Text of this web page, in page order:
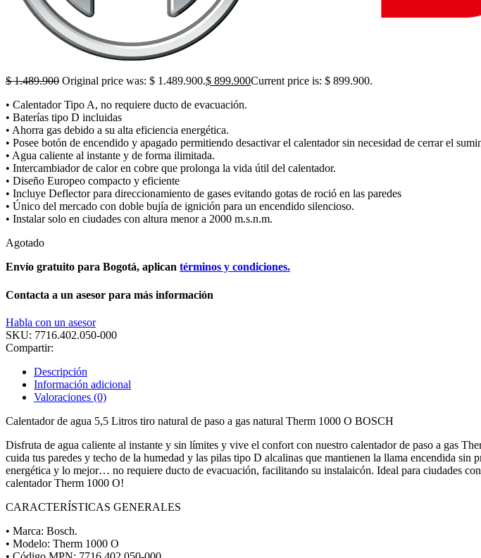
$1.489.900 Original price was: $ 1.489.900.$ 899.900Current price is: $ 899.900.
• Calentador Tipo A, no requiere ducto de evacuación.
• Baterías tipo D incluidas
• Ahorra gas debido a su alta eficiencia energética.
• Posee botón de encendido y apagado permitiendo desactivar el calentador sin necesidad de cerrar el
• Agua caliente al instante y de forma ilimitada.
• Intercambiador de calor en cobre que prolonga la vida útil del calentador.
• Diseño Europeo compacto y eficiente
• Incluye Deflector para direccionamiento de gases evitando gotas de roció en las paredes
• Único del mercado con doble bujía de ignición para un encendido silencioso.
• Instalar solo en ciudades con altura menor a 2000 m.s.n.m.
Agotado
Envío gratuito para Bogotá, aplican términos y condiciones.
Contacta a un asesor para más información
Habla con un asesor
SKU: 7716.402.050-000
Compartir:
Descripción
Información adicional
Valoraciones (0)
Calentador de agua 5,5 Litros tiro natural de paso a gas natural Therm 1000 O BOSCH
Disfruta de agua caliente al instante y sin límites y vive el confort con nuestro calentador de paso a gas
cuida tus paredes y techo de la humedad y las pilas tipo D alcalinas que mantienen la llama encendida
energética y lo mejor… no requiere ducto de evacuación, facilitando su instalaicón. Ideal para ciudades
calentador Therm 1000 O!
CARACTERÍSTICAS GENERALES
• Marca: Bosch.
• Modelo: Therm 1000 O